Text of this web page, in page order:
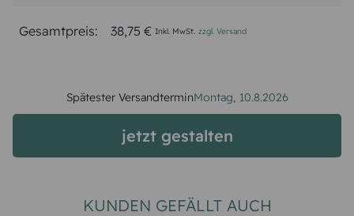
Gesamtpreis: 38,75 € Inkl. MwSt. zzgl. Versand
Spätester VersandterminMontag, 10.8.2026
jetzt gestalten
KUNDEN GEFÄLLT AUCH